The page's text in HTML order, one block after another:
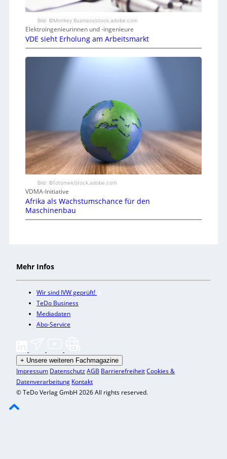
Bild: ©Monkey Business/stock.adobe.com
Elektroingenieurinnen und -ingenieure
VDE sieht Erholung am Arbeitsmarkt
Bild: ©fotomek/stock.adobe.com
VDMA-Initiative
Afrika als Wachstumschance für den
Maschinenbau
Mehr Infos
Wir sind IVW geprüft!
TeDo Business
Mediadaten
Abo-Service
+ Unsere weiteren Fachmagazine
Impressum DatenschutzAGB BarrierefreiheitCookies &
Datenverarbeitung Kontakt
© TeDo Verlag GmbH 2026 All rights reserved.